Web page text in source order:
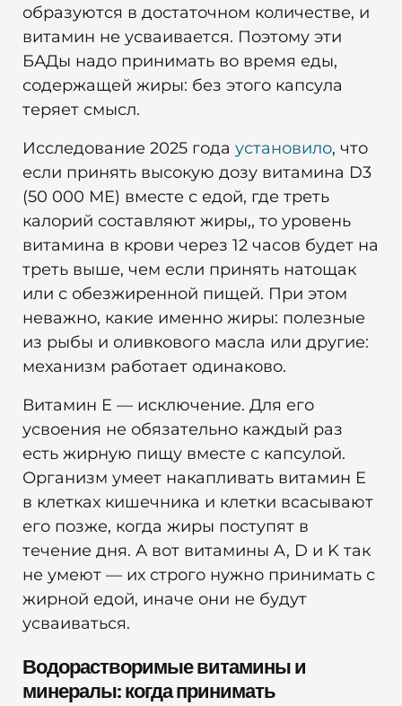
образуются в достаточном количестве, и
витамин не усваивается. Поэтому эти
БАДы надо принимать во время еды,
содержащей жиры: без этого капсула
теряет смысл.
Исследование 2025 года установило, что
если принять высокую дозу витамина D3
(50 000 МЕ) вместе с едой, где треть
калорий составляют жиры,, то уровень
витамина в крови через 12 часов будет на
треть выше, чем если принять натощак
или с обезжиренной пищей. При этом
неважно, какие именно жиры: полезные
из рыбы и оливкового масла или другие:
механизм работает одинаково.
Витамин E — исключение. Для его
усвоения не обязательно каждый раз
есть жирную пищу вместе с капсулой.
Организм умеет накапливать витамин E
в клетках кишечника и клетки всасывают
его позже, когда жиры поступят в
течение дня. А вот витамины A, D и K так
не умеют — их строго нужно принимать с
жирной едой, иначе они не будут
усваиваться.
Водорастворимые витамины и
минералы: когда принимать